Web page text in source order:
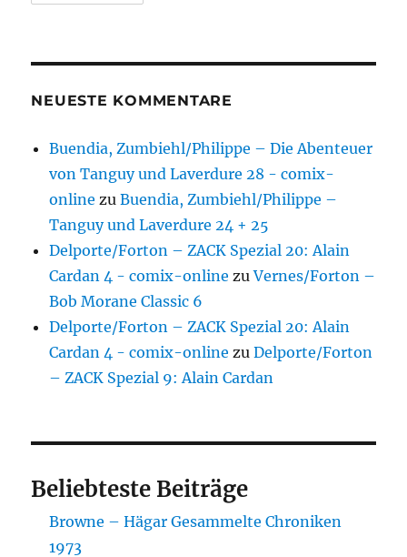
NEUESTE KOMMENTARE
Buendia, Zumbiehl/Philippe – Die Abenteuer
von Tanguy und Laverdure 28 - comix-
online zuBuendia, Zumbiehl/Philippe –
Tanguy und Laverdure 24 + 25
Delporte/Forton – ZACK Spezial 20: Alain
Cardan 4 - comix-online zuVernes/Forton –
Bob Morane Classic 6
Delporte/Forton – ZACK Spezial 20: Alain
Cardan 4 - comix-online zuDelporte/Forton
– ZACK Spezial 9: Alain Cardan
Beliebteste Beiträge
Browne – Hägar Gesammelte Chroniken
1973